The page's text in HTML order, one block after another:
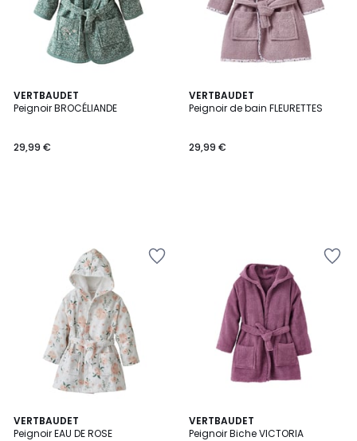
VERTBAUDET
Peignoir BROCÉLIANDE
29,99 €
VERTBAUDET
Peignoir de bain FLEURETTES
29,99 €
VERTBAUDET
Peignoir EAU DE ROSE
5
/
VERTBAUDET
Peignoir Biche VICTORIA